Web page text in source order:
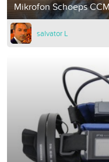
Mikrofon Schoeps
salvator L